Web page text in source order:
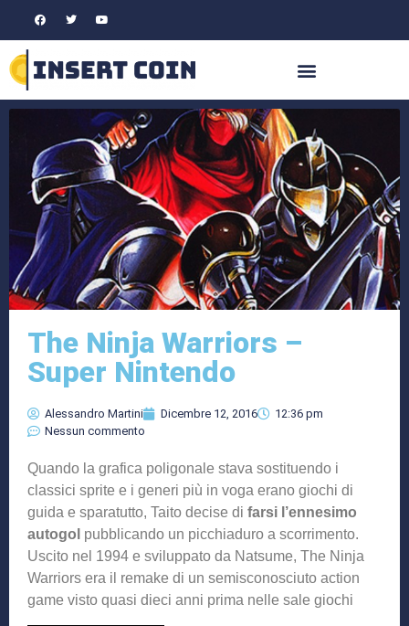
The Ninja Warriors –
Super Nintendo
Alessandro Martini Dicembre 12, 2016
12:36 pm
Nessun commento
Quando la grafica poligonale stava sostituendo i
classici sprite e i generi più in voga erano giochi di
guida e sparatutto, Taito decise di farsi l’ennesimo
autogol pubblicando un picchiaduro a scorrimento.
Uscito nel 1994 e sviluppato da Natsume, The Ninja
Warriors era il remake di un semisconosciuto action
game visto quasi dieci anni prima nelle sale giochi